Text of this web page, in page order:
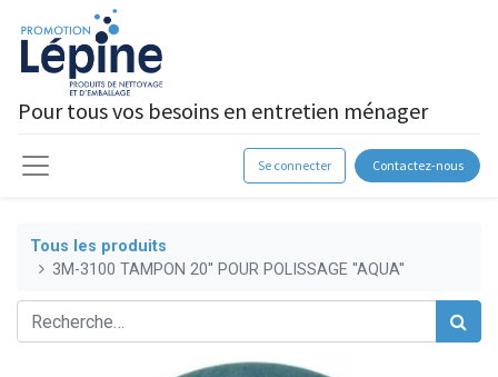
Pour tous vos besoins en entretien ménager
Se connecter Contactez-nous
Tous les produits
3M-3100 TAMPON 20'' POUR POLISSAGE ''AQUA''